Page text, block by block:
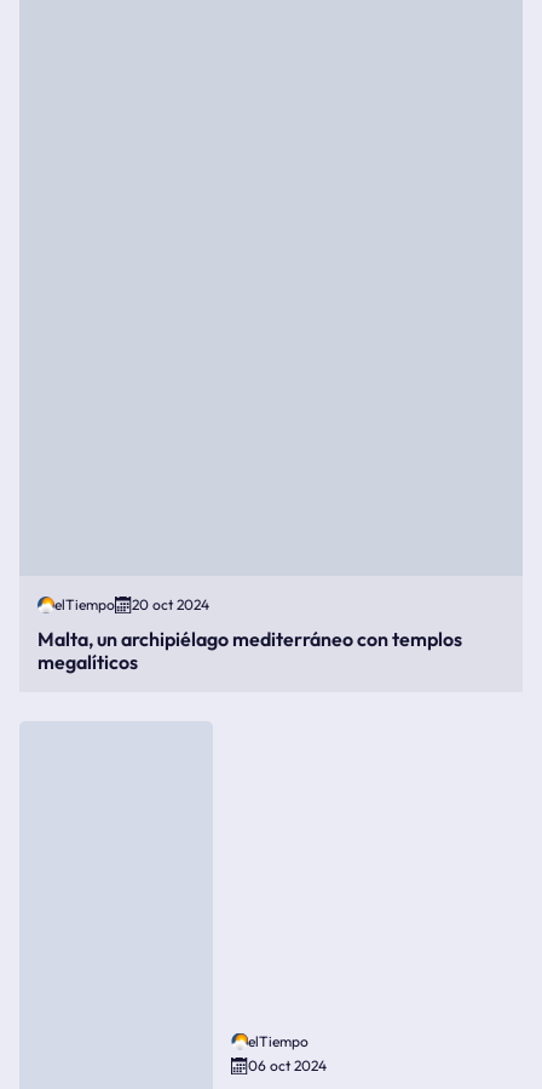
elTiempo 20 oct 2024
Malta, un archipiélago mediterráneo con templos
megalíticos
elTiempo
06 oct 2024